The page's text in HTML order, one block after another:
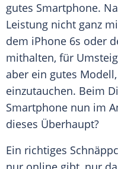
gutes Smartphone.
Leistung nicht ganz
dem iPhone 6s oder
mithalten, für
aber ein gutes
einzutauchen. Beim
Smartphone nun im
dieses Überhaupt?
Ein richtiges